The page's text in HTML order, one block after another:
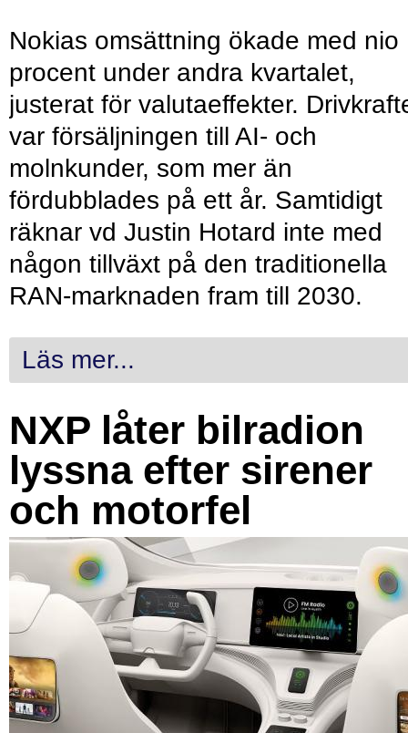
Nokias omsättning ökade med nio
procent under andra kvartalet,
justerat för valutaeffekter.
var försäljningen till AI- och
molnkunder, som mer än
fördubblades på ett år. Samtidigt
räknar vd Justin Hotard inte med
någon tillväxt på den traditionella
RAN-marknaden fram till 2030.
Läs mer...
NXP låter bilradion
lyssna efter sirener
och motorfel